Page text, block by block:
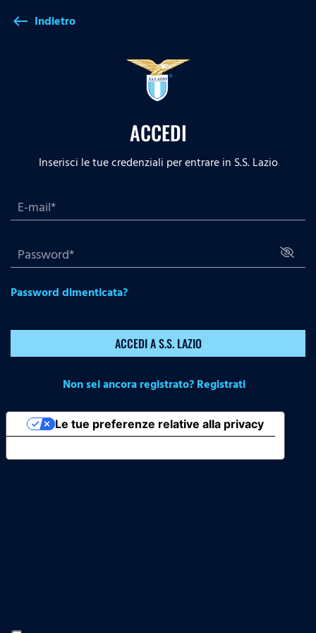
west Indietro
ACCEDI
Inserisci le tue credenziali per entrare in S.S. Lazio
Password dimenticata?
ACCEDI A S.S. LAZIO
Non sei ancora registrato? Registrati
Le tue preferenze relative alla privacy